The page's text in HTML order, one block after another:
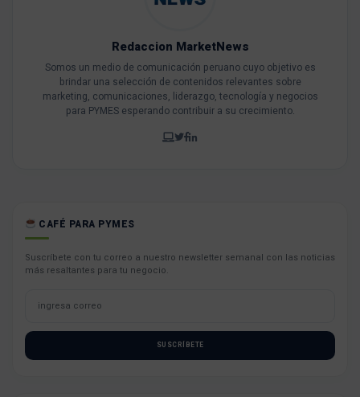
Redaccion MarketNews
Somos un medio de comunicación peruano cuyo objetivo es
brindar una selección de contenidos relevantes sobre
marketing, comunicaciones, liderazgo, tecnología y negocios
para PYMES esperando contribuir a su crecimiento.
CAFÉ PARA PYMES
Suscríbete con tu correo a nuestro newsletter semanal con las noticias
más resaltantes para tu negocio.
SUSCRÍBETE